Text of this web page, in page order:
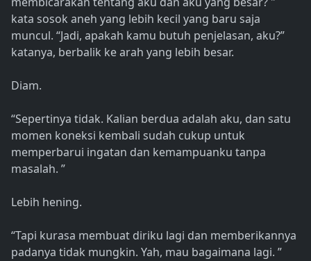
kata sosok aneh yang lebih kecil yang baru saja
muncul. “Jadi, apakah kamu butuh penjelasan, aku?”
katanya, berbalik ke arah yang lebih besar.
Diam.
“Sepertinya tidak. Kalian berdua adalah aku, dan satu
momen koneksi kembali sudah cukup untuk
memperbarui ingatan dan kemampuanku tanpa
masalah. ”
Lebih hening.
“Tapi kurasa membuat diriku lagi dan memberikannya
padanya tidak mungkin. Yah, mau bagaimana lagi. ”